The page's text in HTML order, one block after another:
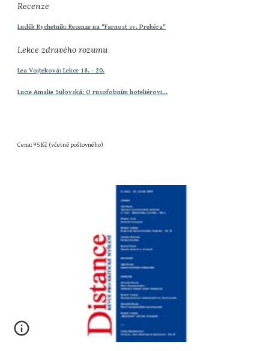
Recenze
Luděk Rychetník: Recenze na "Farnost sv. Prekéra"
Lekce zdravého rozumu
Lea Vojteková: Lekce 18. - 20.
Lucie Amalie Sulovská: O rusofobním hoteliérovi…
Cena: 95 Kč (včetně poštovného)